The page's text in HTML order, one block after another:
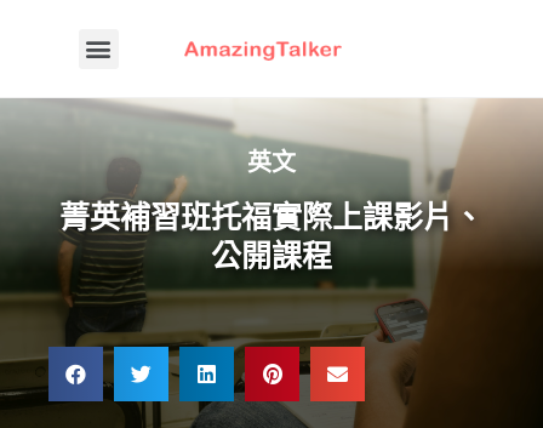
英文
菁英補習班托福實際上課影片、
公開課程